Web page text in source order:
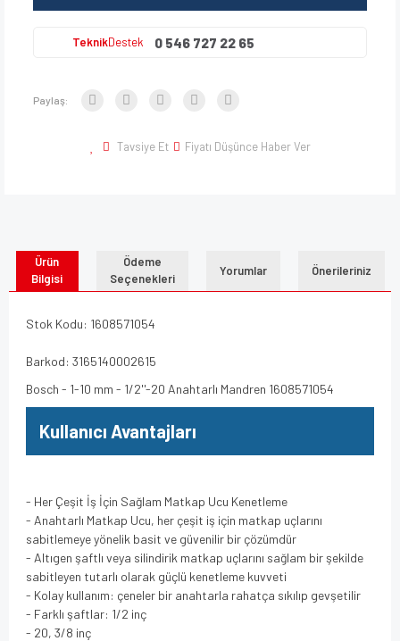
TeknikDestek 0 546 727 22 65
Paylaş:
Tavsiye Et Fiyatı Düşünce Haber Ver
Ürün
Bilgisi
Ödeme
Seçenekleri
Yorumlar Önerileriniz
Stok Kodu: 1608571054
Barkod: 3165140002615
Bosch - 1-10 mm - 1/2''-20 Anahtarlı Mandren 1608571054
Kullanıcı Avantajları
- Her Çeşit İş İçin Sağlam Matkap Ucu Kenetleme
- Anahtarlı Matkap Ucu, her çeşit iş için matkap uçlarını
sabitlemeye yönelik basit ve güvenilir bir çözümdür
- Altıgen şaftlı veya silindirik matkap uçlarını sağlam bir şekilde
sabitleyen tutarlı olarak güçlü kenetleme kuvveti
- Kolay kullanım: çeneler bir anahtarla rahatça sıkılıp gevşetilir
- Farklı şaftlar: 1/2 inç
- 20, 3/8 inç